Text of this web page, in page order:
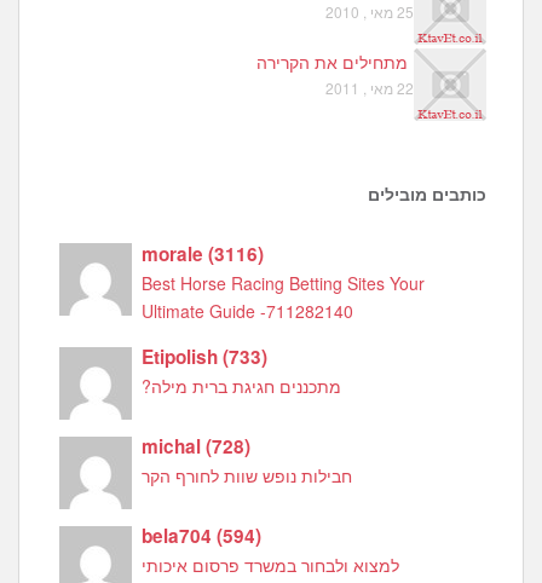
25 מאי , 2010
מתחילים את הקרירה
22 מאי , 2011
כותבים מובילים
morale(3116)
Best Horse Racing Betting Sites Your
Ultimate Guide -711282140
Etipolish(733)
מתכננים חגיגת ברית מילה?
michal(728)
חבילות נופש שוות לחורף הקר
bela704(594)
למצוא ולבחור במשרד פרסום איכותי